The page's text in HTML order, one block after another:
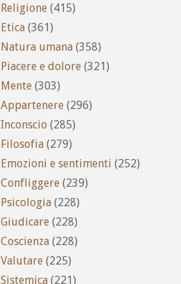
Religione (415)
Etica (361)
Natura umana (358)
Piacere e dolore (321)
Mente (303)
Appartenere (296)
Inconscio (285)
Filosofia (279)
Emozioni e sentimenti (252)
Confliggere (239)
Psicologia (228)
Giudicare (228)
Coscienza (228)
Valutare (225)
Sistemica (221)